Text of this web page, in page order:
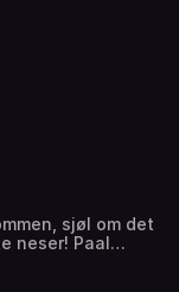
sjøl om det
neser! Paal
Klæbu og til
nok en gang